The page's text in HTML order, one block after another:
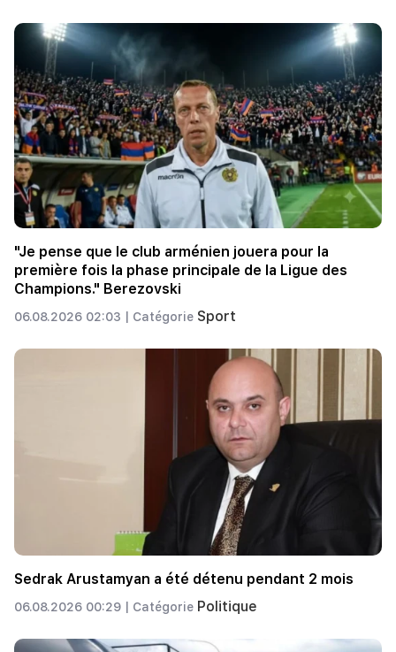
"Je pense que le club arménien jouera pour la
première fois la phase principale de la Ligue des
Champions." Berezovski
06.08.2026 02:03 | Catégorie Sport
Sedrak Arustamyan a été détenu pendant 2 mois
06.08.2026 00:29 | Catégorie Politique